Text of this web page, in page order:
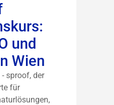
und
Wien
sproof, der
für